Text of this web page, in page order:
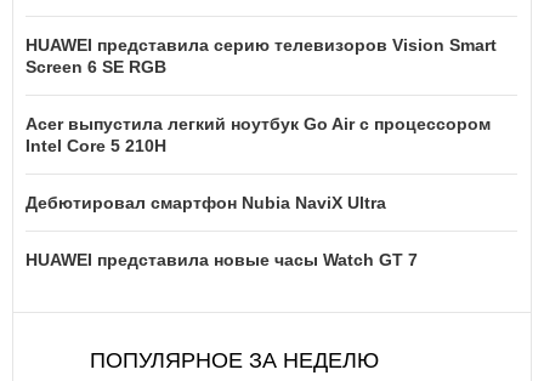
HUAWEI представила серию телевизоров Vision Smart
Screen 6 SE RGB
Acer выпустила легкий ноутбук Go Air c процессором
Intel Core 5 210H
Дебютировал смартфон Nubia NaviX Ultra
HUAWEI представила новые часы Watch GT 7
ПОПУЛЯРНОЕ ЗА НЕДЕЛЮ